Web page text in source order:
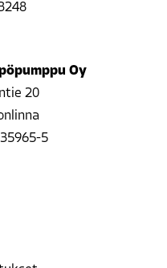
Oy
20
5